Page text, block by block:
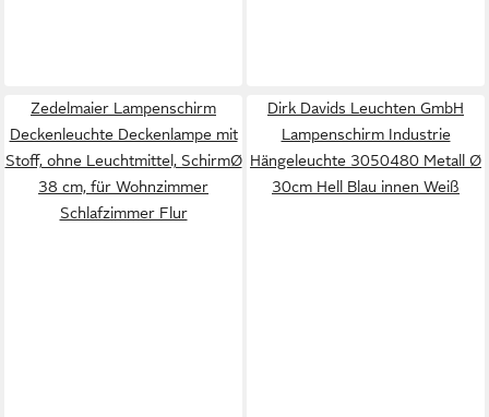
Zedelmaier Lampenschirm
Deckenleuchte Deckenlampe mit
Stoff, ohne Leuchtmittel, SchirmØ
38 cm, für Wohnzimmer
Schlafzimmer Flur
Dirk Davids Leuchten GmbH
Lampenschirm Industrie
Hängeleuchte 3050480 Metall Ø
30cm Hell Blau innen Weiß